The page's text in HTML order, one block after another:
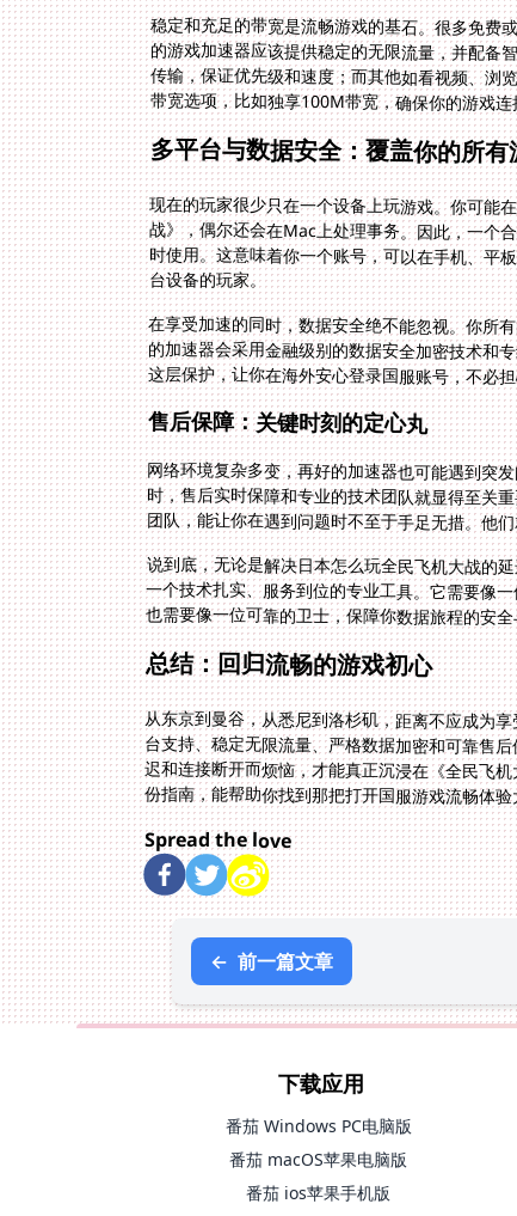
稳定和充足的带宽是流畅游戏的基石。很多免费
的游戏加速器应该提供稳定的无限流量，并配备
传输，保证优先级和速度；而其他如看视频、浏
带宽选项，比如独享100M带宽，确保你的游戏
多平台与数据安全：覆盖你的所
现在的玩家很少只在一个设备上玩游戏。你可
战》，偶尔还会在Mac上处理事务。因此，一个
时使用。这意味着你一个账号，可以在手机、平
台设备的玩家。
在享受加速的同时，数据安全绝不能忽视。你所
的加速器会采用金融级别的数据安全加密技术和
这层保护，让你在海外安心登录国服账号，不必
售后保障：关键时刻的定心丸
网络环境复杂多变，再好的加速器也可能遇到突
时，售后实时保障和专业的技术团队就显得至关
团队，能让你在遇到问题时不至于手足无措。他
说到底，无论是解决日本怎么玩全民飞机大战的
一个技术扎实、服务到位的专业工具。它需要像
也需要像一位可靠的卫士，保障你数据旅程的安
总结：回归流畅的游戏初心
从东京到曼谷，从悉尼到洛杉矶，距离不应成为
台支持、稳定无限流量、严格数据加密和可靠售
迟和连接断开而烦恼，才能真正沉浸在《全民飞
份指南，能帮助你找到那把打开国服游戏流畅体
Spread the love
← 前一篇文章
下载应用
番茄 Windows PC电脑版
番茄 macOS苹果电脑版
番茄 ios苹果手机版